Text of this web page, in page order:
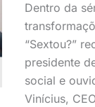
Dentro da
“Sextou?”
presidente
social e
Vinícius,
humano?